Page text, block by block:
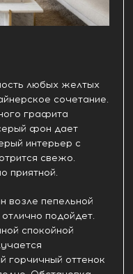
любых желтых
сочетание.
графита
фон дает
интерьер с
свежо.
приятной.
возле пепельной
подойдет.
спокойной
горчичный оттенок